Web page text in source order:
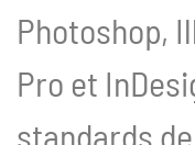
Photoshop,
Pro et
standards